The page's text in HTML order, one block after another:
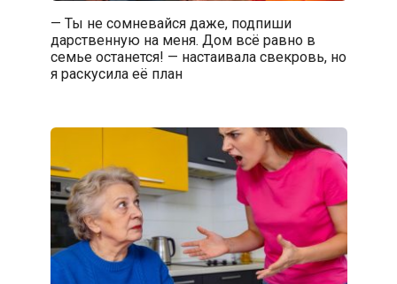
— Ты не сомневайся даже, подпиши
дарственную на меня. Дом всё равно в
семье останется! — настаивала свекровь, но
я раскусила её план